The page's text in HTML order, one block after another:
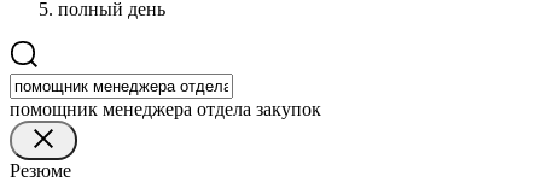
полный день
помощник менеджера отдела закупок
Резюме